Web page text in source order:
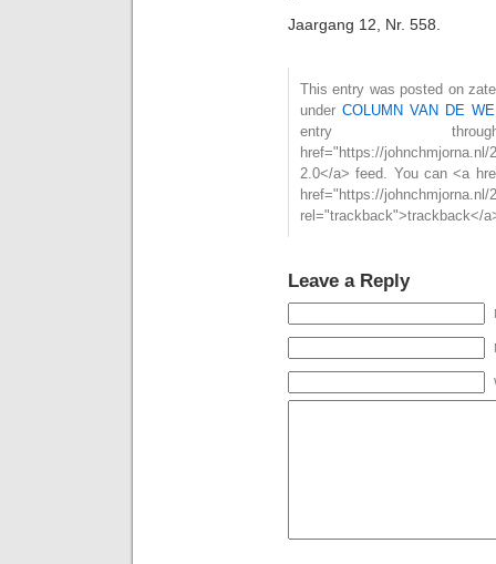
Jaargang 12, Nr. 558.
This entry was posted on
under COLUMN VAN DE
entry
href="https://
2.0</a> feed. You can <a
href="https://
rel="trackback">trackback</
Leave a Reply